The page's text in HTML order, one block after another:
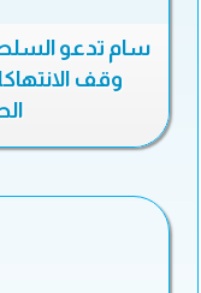
سام تدعو
وقف